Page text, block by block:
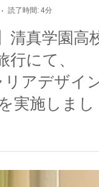
読了時間: 4分
清真学園高校
行にて、
アデザイン
実施しまし